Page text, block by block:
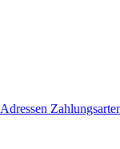
Adressen